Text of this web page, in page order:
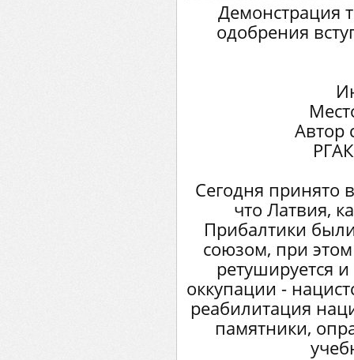
Демонстрация
одобрения
Автор
Сегодня принято
что Латвия,
Прибалтики
союзом, при
ретушируется
оккупации -
реабилитация
памятники,